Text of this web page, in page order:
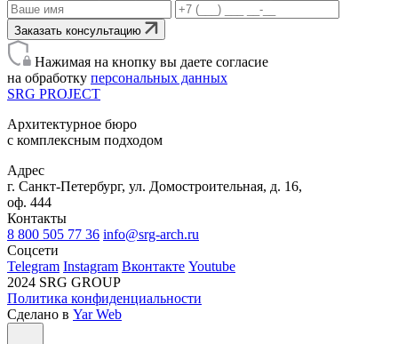
Заказать консультацию
Нажимая на кнопку вы даете согласие
на обработку персональных данных
SRG PROJECT
Архитектурное бюро
с комплексным подходом
Адрес
г. Санкт-Петербург, ул. Домостроительная, д. 16,
оф. 444
Контакты
8 800 505 77 36 info@srg-arch.ru
Соцсети
Telegram Instagram Вконтакте Youtube
2024 SRG GROUP
Политика конфиденциальности
Сделано в Yar Web